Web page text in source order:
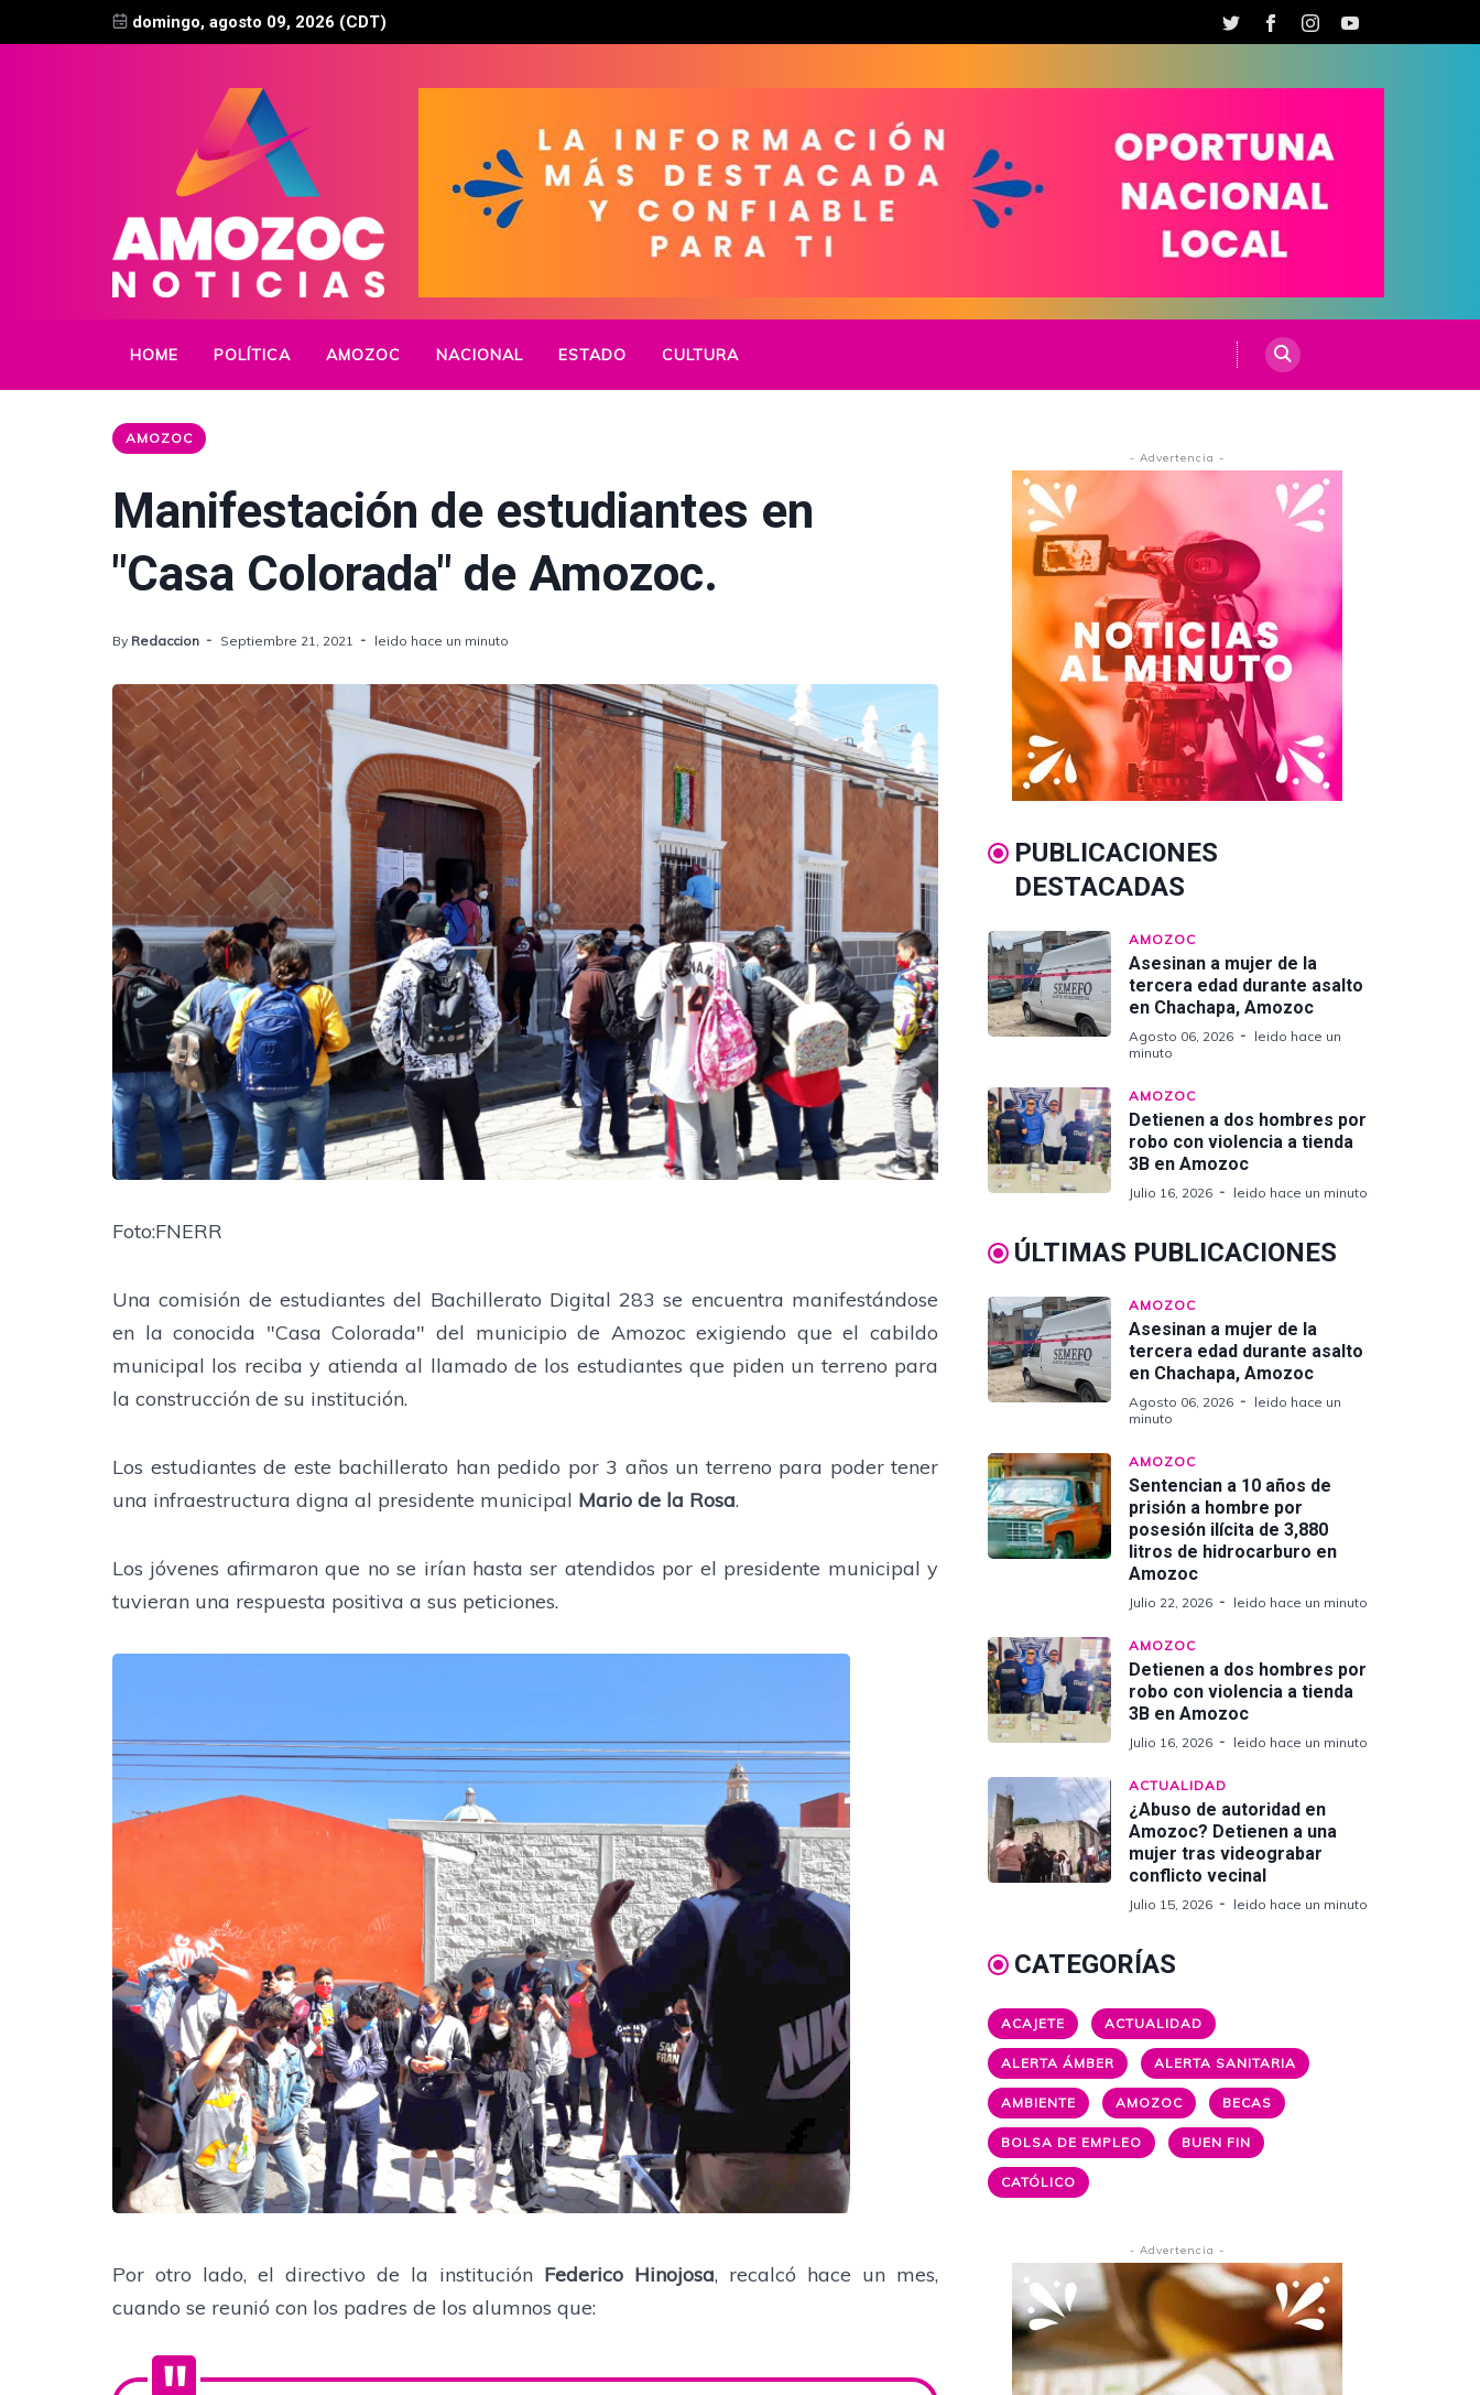
domingo, agosto 09, 2026 (CDT)
HOME POLÍTICA AMOZOC NACIONAL ESTADO CULTURA
AMOZOC
Manifestación de estudiantes en
"Casa Colorada" de Amozoc.
By Redaccion Septiembre 21, 2021 leido hace un minuto
Foto:FNERR
Una comisión de estudiantes del Bachillerato Digital 283 se encuentra manifestándose
en la conocida "Casa Colorada" del municipio de Amozoc exigiendo que el cabildo
municipal los reciba y atienda al llamado de los estudiantes que piden un terreno para
la construcción de su institución.
Los estudiantes de este bachillerato han pedido por 3 años un terreno para poder tener
una infraestructura digna al presidente municipal Mario de la Rosa.
Los jóvenes afirmaron que no se irían hasta ser atendidos por el presidente municipal y
tuvieran una respuesta positiva a sus peticiones.
Por otro lado, el directivo de la institución Federico Hinojosa, recalcó hace un mes,
cuando se reunió con los padres de los alumnos que:
- Advertencia -
PUBLICACIONES
DESTACADAS
AMOZOC
Asesinan a mujer de la
tercera edad durante asalto
en Chachapa, Amozoc
Agosto 06, 2026
leido hace un
minuto
AMOZOC
Detienen a dos hombres por
robo con violencia a tienda
3B en Amozoc
Julio 16, 2026 leido hace un minuto
ÚLTIMAS PUBLICACIONES
AMOZOC
Asesinan a mujer de la
tercera edad durante asalto
en Chachapa, Amozoc
Agosto 06, 2026
leido hace un
minuto
AMOZOC
Sentencian a 10 años de
prisión a hombre por
posesión ilícita de 3,880
litros de hidrocarburo en
Amozoc
Julio 22, 2026 leido hace un minuto
AMOZOC
Detienen a dos hombres por
robo con violencia a tienda
3B en Amozoc
Julio 16, 2026 leido hace un minuto
ACTUALIDAD
¿Abuso de autoridad en
Amozoc? Detienen a una
mujer tras videograbar
conflicto vecinal
Julio 15, 2026 leido hace un minuto
CATEGORÍAS
ACAJETE ACTUALIDAD
ALERTA ÁMBER ALERTA SANITARIA
AMBIENTE AMOZOC BECAS
BOLSA DE EMPLEO BUEN FIN
CATÓLICO
- Advertencia -